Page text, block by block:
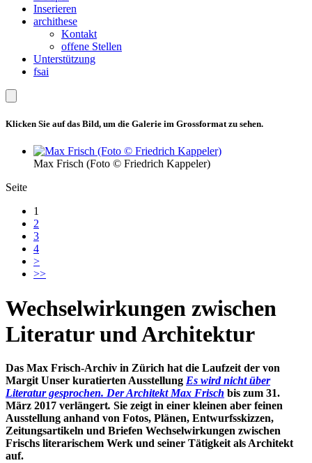
Inserieren
archithese
Kontakt
offene Stellen
Unterstützung
fsai
Klicken Sie auf das Bild, um die Galerie im Grossformat zu sehen.
Max Frisch (Foto © Friedrich Kappeler)
Seite
1
2
3
4
>
>>
Wechselwirkungen zwischen
Literatur und Architektur
Das Max Frisch-Archiv in Zürich hat die Laufzeit der von
Margit Unser kuratierten Ausstellung Es wird nicht über
Literatur gesprochen. Der Architekt Max Frisch bis zum 31.
März 2017 verlängert. Sie zeigt in einer kleinen aber feinen
Ausstellung anhand von Fotos, Plänen, Entwurfsskizzen,
Zeitungsartikeln und Briefen Wechselwirkungen zwischen
Frischs literarischem Werk und seiner Tätigkeit als Architekt
auf.